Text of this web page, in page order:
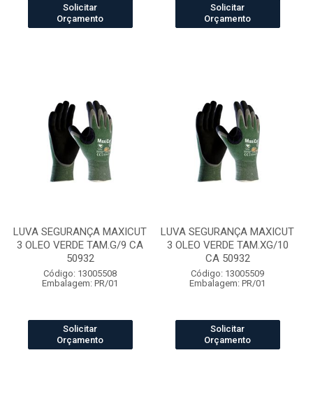
Solicitar
Orçamento
Solicitar
Orçamento
LUVA SEGURANÇA MAXICUT
3 OLEO VERDE TAM.G/9 CA
50932
Código: 13005508
Embalagem: PR/01
Solicitar
Orçamento
LUVA SEGURANÇA MAXICUT
3 OLEO VERDE TAM.XG/10
CA 50932
Código: 13005509
Embalagem: PR/01
Solicitar
Orçamento